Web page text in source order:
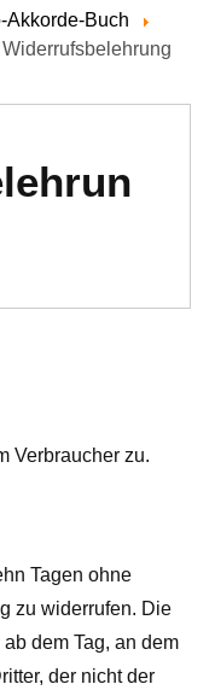
Akkorde-Buch
Widerrufsbelehrung
Verbraucher zu.
Tagen ohne
zu widerrufen. Die
dem Tag, an dem
der nicht der